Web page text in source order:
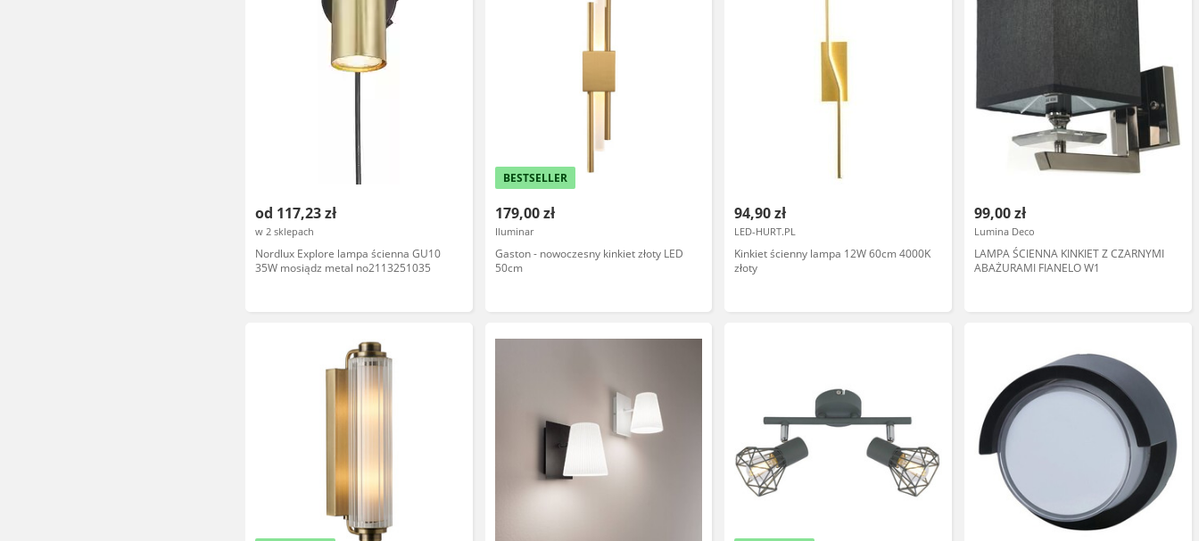
od 117,23 zł
w 2 sklepach
Nordlux Explore lampa ścienna GU10
35W mosiądz metal no2113251035
BESTSELLER
179,00 zł
Iluminar
Gaston - nowoczesny kinkiet złoty LED
50cm
94,90 zł
LED-HURT.PL
Kinkiet ścienny lampa 12W 60cm 4000K
złoty
99,00 zł
Lumina Deco
LAMPA ŚCIENNA KINKIET Z CZARNYMI
ABAŻURAMI FIANELO W1